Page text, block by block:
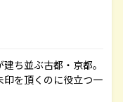
ち並ぶ古都・京都。
を頂くのに役立つ一